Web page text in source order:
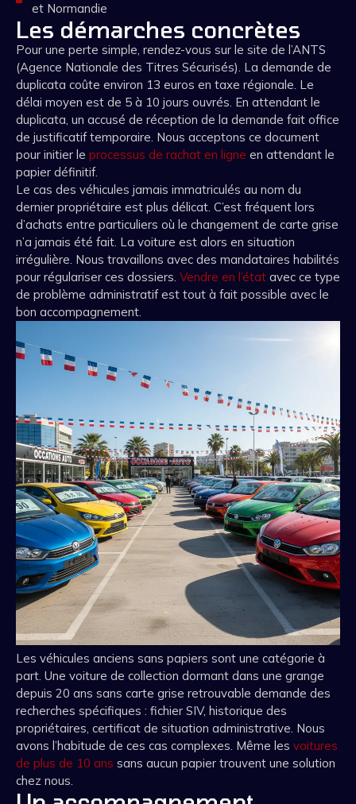
et Normandie
Les démarches concrètes
Pour une perte simple, rendez-vous sur le site de l’ANTS
(Agence Nationale des Titres Sécurisés). La demande de
duplicata coûte environ 13 euros en taxe régionale. Le
délai moyen est de 5 à 10 jours ouvrés. En attendant le
duplicata, un accusé de réception de la demande fait office
de justificatif temporaire. Nous acceptons ce document
pour initier le processus de rachat en ligne en attendant le
papier définitif.
Le cas des véhicules jamais immatriculés au nom du
dernier propriétaire est plus délicat. C’est fréquent lors
d’achats entre particuliers où le changement de carte grise
n’a jamais été fait. La voiture est alors en situation
irrégulière. Nous travaillons avec des mandataires habilités
pour régulariser ces dossiers. Vendre en l’état avec ce type
de problème administratif est tout à fait possible avec le
bon accompagnement.
Les véhicules anciens sans papiers sont une catégorie à
part. Une voiture de collection dormant dans une grange
depuis 20 ans sans carte grise retrouvable demande des
recherches spécifiques : fichier SIV, historique des
propriétaires, certificat de situation administrative. Nous
avons l’habitude de ces cas complexes. Même les voitures
de plus de 10 ans sans aucun papier trouvent une solution
chez nous.